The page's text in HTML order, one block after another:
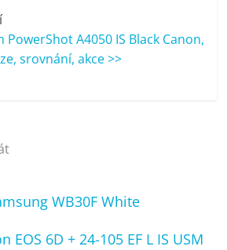
A4050 IS Black Canon,
srovnání, akce >>
WB30F White
EOS 6D + 24-105 EF L IS USM